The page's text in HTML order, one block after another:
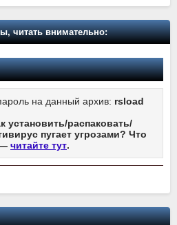
читать внимательно:
на данный архив: rsload
установить/распаковать/
пугает угрозами? Что
— читайте тут.